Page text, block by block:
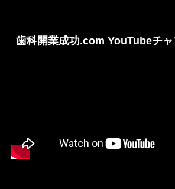
歯科開業成功.com YouTubeチ